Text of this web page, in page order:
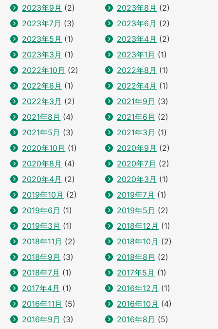
2023年9月 (2) 2023年8月 (2)
2023年7月 (3) 2023年6月 (2)
2023年5月 (1) 2023年4月 (2)
2023年3月 (1) 2023年1月 (1)
2022年10月 (2) 2022年8月 (1)
2022年6月 (1) 2022年4月 (1)
2022年3月 (2) 2021年9月 (3)
2021年8月 (4) 2021年6月 (2)
2021年5月 (3) 2021年3月 (1)
2020年10月 (1) 2020年9月 (2)
2020年8月 (4) 2020年7月 (2)
2020年4月 (2) 2020年3月 (1)
2019年10月 (2) 2019年7月 (1)
2019年6月 (1) 2019年5月 (2)
2019年3月 (1) 2018年12月 (1)
2018年11月 (2) 2018年10月 (2)
2018年9月 (3) 2018年8月 (2)
2018年7月 (1) 2017年5月 (1)
2017年4月 (1) 2016年12月 (1)
2016年11月 (5) 2016年10月 (4)
2016年9月 (3) 2016年8月 (5)